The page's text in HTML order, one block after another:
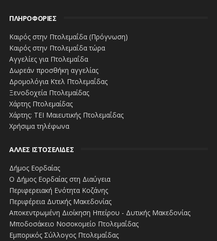
ΠΛΗΡΟΦΟΡΙΕΣ
Καιρός στην Πτολεμαΐδα (Πρόγνωση)
Καιρός στην Πτολεμαΐδα τώρα
Αγγελίες για Πτολεμαΐδα
Δωρεάν προσθήκη αγγελίας
Δρομολόγια Κτελ Πτολεμαΐδας
Ξενοδοχεία Πτολεμαίδας
Χάρτης Πτολεμαίδας
Χάρτης: ΤΕΙ Μαιευτικής Πτολεμαΐδας
Χρήσιμα τηλέφωνα
ΑΛΛΕΣ ΙΣΤΟΣΕΛΙΔΕΣ
Δήμος Εορδαίας
Ο Δήμος Εορδαίας στη Διαύγεια
Περιφερειακή Ενότητα Κοζάνης
Περιφέρεια Δυτικής Μακεδονίας
Αποκεντρωμένη Διοίκηση Ηπείρου - Δυτικής Μακεδονίας
Μποδοσάκειο Νοσοκομείο Πτολεμαΐδας
Εμπορικός Σύλλογος Πτολεμαΐδας